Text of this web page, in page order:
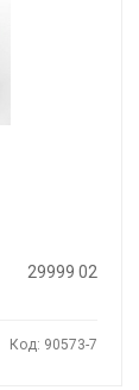
29999 02
Код: 90573-7